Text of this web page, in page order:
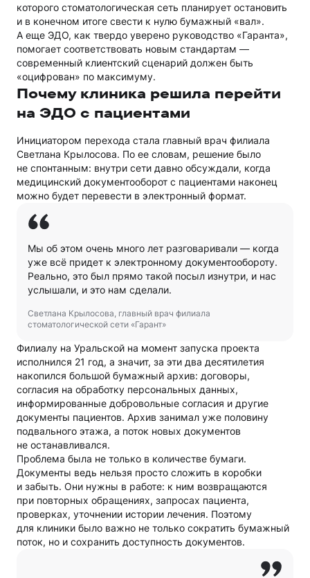
которого стоматологическая сеть планирует остановить
и в конечном итоге свести к нулю бумажный «вал».
А еще ЭДО, как твердо уверено руководство «Гаранта»,
помогает соответствовать новым стандартам —
современный клиентский сценарий должен быть
«оцифрован» по максимуму.
Почему клиника решила перейти
на ЭДО с пациентами
Инициатором перехода стала главный врач филиала
Светлана Крылосова. По ее словам, решение было
не спонтанным: внутри сети давно обсуждали, когда
медицинский документооборот с пациентами наконец
можно будет перевести в электронный формат.
Мы об этом очень много лет разговаривали — когда
уже всё придет к электронному документообороту.
Реально, это был прямо такой посыл изнутри, и нас
услышали, и это нам сделали.
Светлана Крылосова, главный врач филиала
стоматологической сети «Гарант»
Филиалу на Уральской на момент запуска проекта
исполнился 21 год, а значит, за эти два десятилетия
накопился большой бумажный архив: договоры,
согласия на обработку персональных данных,
информированные добровольные согласия и другие
документы пациентов. Архив занимал уже половину
подвального этажа, а поток новых документов
не останавливался.
Проблема была не только в количестве бумаги.
Документы ведь нельзя просто сложить в коробки
и забыть. Они нужны в работе: к ним возвращаются
при повторных обращениях, запросах пациента,
проверках, уточнении истории лечения. Поэтому
для клиники было важно не только сократить бумажный
поток, но и сохранить доступность документов.